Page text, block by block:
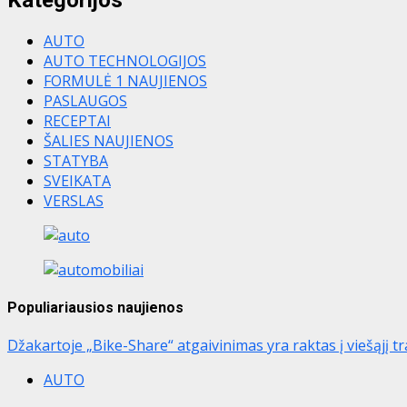
AUTO
AUTO TECHNOLOGIJOS
FORMULĖ 1 NAUJIENOS
PASLAUGOS
RECEPTAI
ŠALIES NAUJIENOS
STATYBA
SVEIKATA
VERSLAS
Populiariausios naujienos
Džakartoje „Bike-Share“ atgaivinimas yra raktas į viešąjį
AUTO